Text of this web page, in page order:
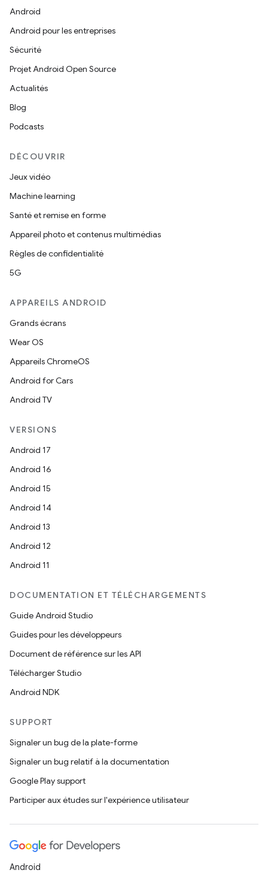
Android
Android pour les entreprises
Sécurité
Projet Android Open Source
Actualités
Blog
Podcasts
DÉCOUVRIR
Jeux vidéo
Machine learning
Santé et remise en forme
Appareil photo et contenus multimédias
Règles de confidentialité
5G
APPAREILS ANDROID
Grands écrans
Wear OS
Appareils ChromeOS
Android for Cars
Android TV
VERSIONS
Android 17
Android 16
Android 15
Android 14
Android 13
Android 12
Android 11
DOCUMENTATION ET TÉLÉCHARGEMENTS
Guide Android Studio
Guides pour les développeurs
Document de référence sur les API
Télécharger Studio
Android NDK
SUPPORT
Signaler un bug de la plate-forme
Signaler un bug relatif à la documentation
Google Play support
Participer aux études sur l'expérience utilisateur
Android